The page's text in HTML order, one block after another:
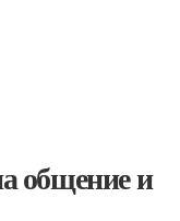
общение и